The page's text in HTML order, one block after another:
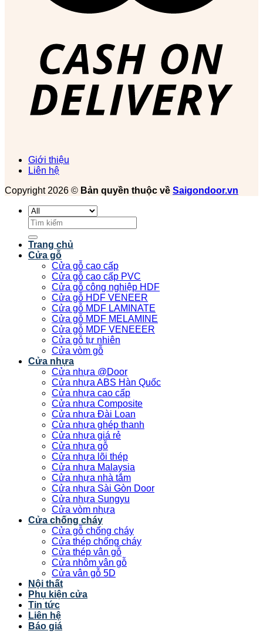
Giới thiệu
Liên hệ
Copyright 2026 © Bản quyền thuộc về Saigondoor.vn
Tìm
kiếm:
Trang chủ
Cửa gỗ
Cửa gỗ cao cấp
Cửa gỗ cao cấp PVC
Cửa gỗ công nghiệp HDF
Cửa gỗ HDF VENEER
Cửa gỗ MDF LAMINATE
Cửa gỗ MDF MELAMINE
Cửa gỗ MDF VENEEER
Cửa gỗ tự nhiên
Cửa vòm gỗ
Cửa nhựa
Cửa nhựa @Door
Cửa nhựa ABS Hàn Quốc
Cửa nhựa cao cấp
Cửa nhựa Composite
Cửa nhựa Đài Loan
Cửa nhựa ghép thanh
Cửa nhựa giá rẻ
Cửa nhựa gỗ
Cửa nhựa lõi thép
Cửa nhựa Malaysia
Cửa nhựa nhà tắm
Cửa nhựa Sài Gòn Door
Cửa nhựa Sungyu
Cửa vòm nhựa
Cửa chống cháy
Cửa gỗ chống cháy
Cửa thép chống cháy
Cửa thép vân gỗ
Cửa nhôm vân gỗ
Cửa vân gỗ 5D
Nội thất
Phụ kiện cửa
Tin tức
Liên hệ
Báo giá